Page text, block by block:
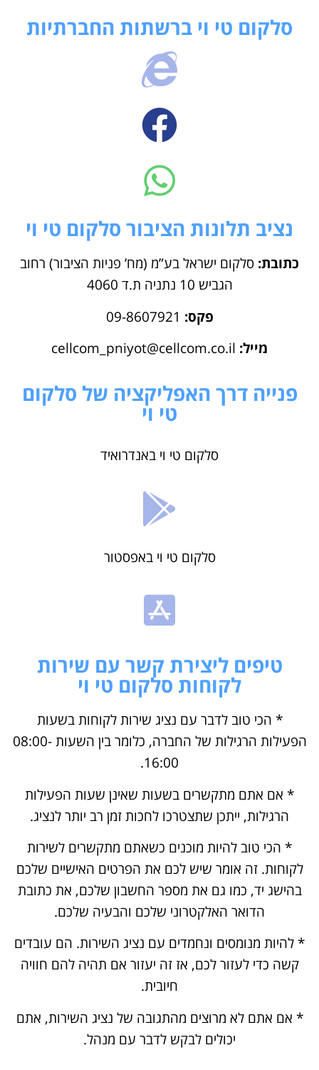
סלקום טי וי ברשתות החברתיות
נציב תלונות הציבור סלקום טי וי
כתובת: סלקום ישראל בע”מ (מח’ פניות הציבור) רחוב
הגביש 10 נתניה ת.ד 4060
פקס: 09-8607921
מייל: cellcom_pniyot@cellcom.co.il
פנייה דרך האפליקציה של סלקום
טי וי
סלקום טי וי באנדרואיד
סלקום טי וי באפסטור
טיפים ליצירת קשר עם שירות
לקוחות סלקום טי וי
* הכי טוב לדבר עם נציג שירות לקוחות בשעות
הפעילות הרגילות של החברה, כלומר בין השעות 08:00-
16:00.
* אם אתם מתקשרים בשעות שאינן שעות הפעילות
הרגילות, ייתכן שתצטרכו לחכות זמן רב יותר לנציג.
* הכי טוב להיות מוכנים כשאתם מתקשרים לשירות
לקוחות. זה אומר שיש לכם את הפרטים האישיים שלכם
בהישג יד, כמו גם את מספר החשבון שלכם, את כתובת
הדואר האלקטרוני שלכם והבעיה שלכם.
* להיות מנומסים ונחמדים עם נציג השירות. הם עובדים
קשה כדי לעזור לכם, אז זה יעזור אם תהיה להם חוויה
חיובית.
* אם אתם לא מרוצים מהתגובה של נציג השירות, אתם
יכולים לבקש לדבר עם מנהל.